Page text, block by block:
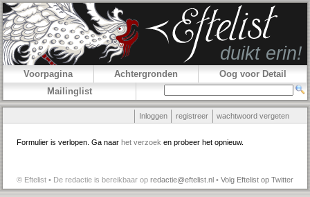
Voorpagina Achtergronden
Oog voor Detail
Mailinglist
Inloggen registreer wachtwoord vergeten
Formulier is verlopen. Ga naar het verzoek en probeer het opnieuw.
© Eftelist • De redactie is bereikbaar op redactie@eftelist.nl • Volg Eftelist op Twitter